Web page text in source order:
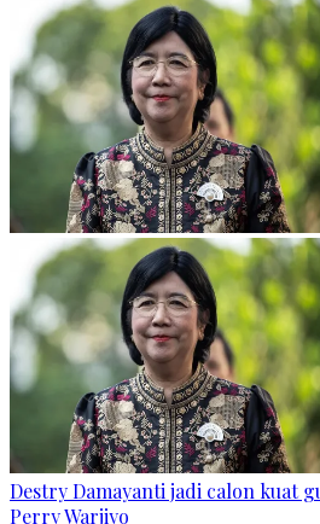
Destry Damayanti jadi calon kuat
Perry Warjiyo